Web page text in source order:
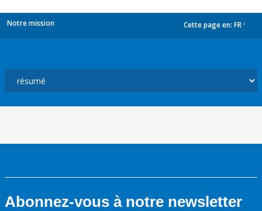
Notre mission Cette page en: FR
Abonnez-vous à notre newsletter